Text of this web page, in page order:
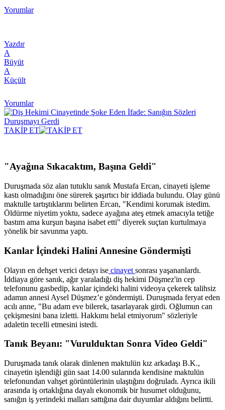
Yorumlar
Yazdır
A
Büyüt
A
Küçült
Yorumlar
TAKİP ET
"Ayağına Sıkacaktım, Başına Geldi"
Duruşmada söz alan tutuklu sanık Mustafa Ercan, cinayeti işleme
kastı olmadığını öne sürerek şaşırtıcı bir iddiada bulundu. Olay günü
maktulle tartıştıklarını belirten Ercan, "Kendimi korumak istedim.
Öldürme niyetim yoktu, sadece ayağına ateş etmek amacıyla tetiğe
bastım ama kurşun başına isabet etti" diyerek suçtan kurtulmaya
yönelik bir savunma yaptı.
Kanlar İçindeki Halini Annesine Göndermişti
Olayın en dehşet verici detayı ise cinayet sonrası yaşananlardı.
İddiaya göre sanık, ağır yaraladığı diş hekimi Düşmez'in cep
telefonunu gasbedip, kanlar içindeki halini videoya çekerek talihsiz
adamın annesi Aysel Düşmez’e göndermişti. Duruşmada feryat eden
acılı anne, "Bu adam eve bilerek, tasarlayarak girdi. Oğlumun can
çekişmesini bana izletti. Hakkımı helal etmiyorum" sözleriyle
adaletin tecelli etmesini istedi.
Tanık Beyanı: "Vurulduktan Sonra Video Geldi"
Duruşmada tanık olarak dinlenen maktulün kız arkadaşı B.K.,
cinayetin işlendiği gün saat 14.00 sularında kendisine maktulün
telefonundan vahşet görüntülerinin ulaştığını doğruladı. Ayrıca ikili
arasında iş ortaklığına dayalı ekonomik bir husumet olduğunu,
sanığın iş yerindeki malları sattığına dair duyumlar aldığını belirtti.